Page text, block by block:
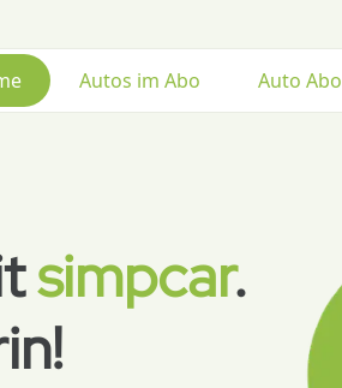
Autos im Abo Auto Abo
simpcar.